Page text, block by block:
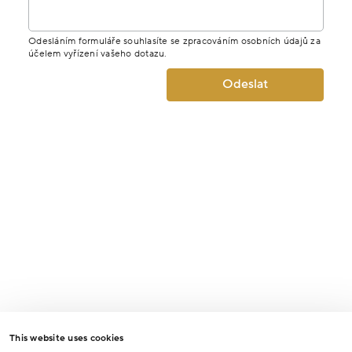
This website uses cookies
Odesláním formuláře souhlasíte se zpracováním osobních údajů za
účelem vyřízení vašeho dotazu.
Odeslat